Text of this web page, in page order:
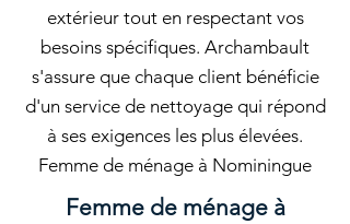
extérieur tout en respectant vos
besoins spécifiques. Archambault
s'assure que chaque client bénéficie
d'un service de nettoyage qui répond
à ses exigences les plus élevées.
Femme de ménage à Nominingue
Femme de ménage à